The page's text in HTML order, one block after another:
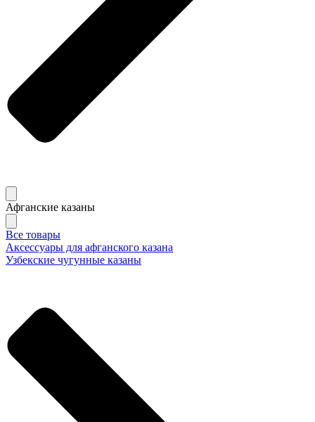
Афганские казаны
Все товары
Аксессуары для афганского казана
Узбекские чугунные казаны